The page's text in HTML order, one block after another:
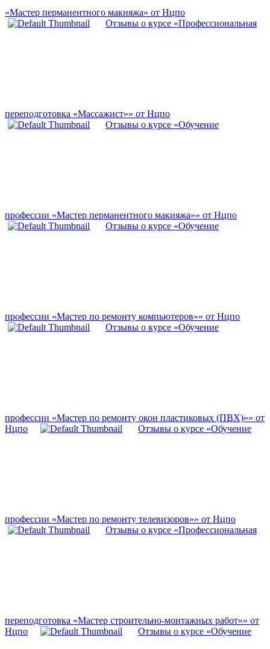
«Мастер перманентного макияжа» от Нцпо
Отзывы о курсе «Профессиональная
переподготовка «Массажист»» от Нцпо
Отзывы о курсе «Обучение
профессии «Мастер перманентного макияжа»» от Нцпо
Отзывы о курсе «Обучение
профессии «Мастер по ремонту компьютеров»» от Нцпо
Отзывы о курсе «Обучение
профессии «Мастер по ремонту окон пластиковых (ПВХ)»» от
Нцпо
Отзывы о курсе «Обучение
профессии «Мастер по ремонту телевизоров»» от Нцпо
Отзывы о курсе «Профессиональная
переподготовка «Мастер строительно-монтажных работ»» от
Нцпо
Отзывы о курсе «Обучение